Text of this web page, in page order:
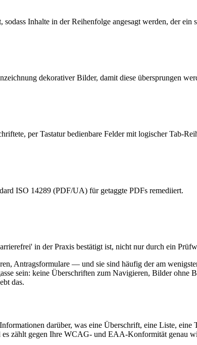
Inhalte in der Reihenfolge angesagt werden, der ein
dekorativer Bilder, damit diese übersprungen
per Tastatur bedienbare Felder mit logischer Tab-
ISO 14289 (PDF/UA) für getaggte PDFs remediiert.
in der Praxis bestätigt ist, nicht nur durch ein
Antragsformulare — und sie sind häufig der am
sein: keine Überschriften zum Navigieren, Bilder ohne
das.
darüber, was eine Überschrift, eine Liste,
zählt gegen Ihre WCAG- und EAA-Konformität genau